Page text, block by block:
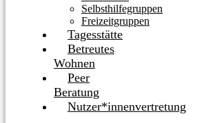
Selbsthilfegruppen
Freizeitgruppen
Tagesstätte
Betreutes
Wohnen
Peer
Beratung
Nutzer*innenvertretung